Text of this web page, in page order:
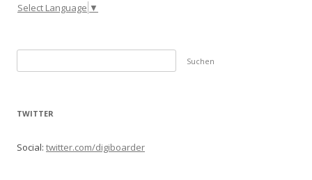
Select Language ▼
u
TWITTER
Social: twitter.com/digiboarder